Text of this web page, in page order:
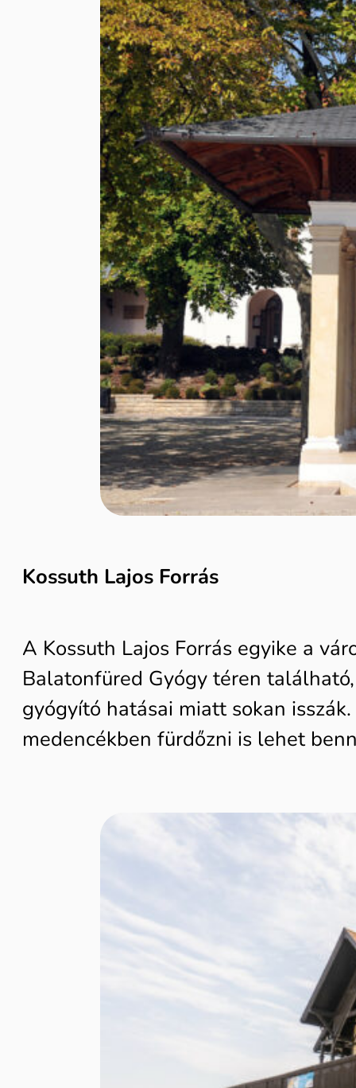
Kossuth Lajos Forrás
A Kossuth Lajos Forrás egyike a
Balatonfüred Gyógy téren
gyógyító hatásai miatt sokan
medencékben fürdőzni is lehet